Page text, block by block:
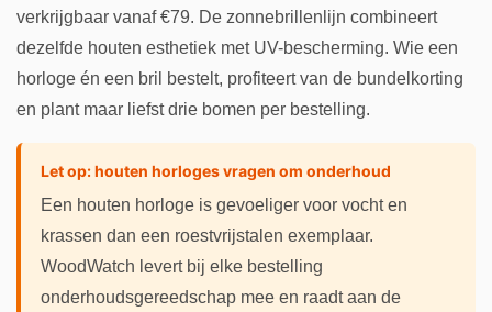
verkrijgbaar vanaf €79. De zonnebrillenlijn combineert
dezelfde houten esthetiek met UV-bescherming. Wie een
horloge én een bril bestelt, profiteert van de bundelkorting
en plant maar liefst drie bomen per bestelling.
Let op: houten horloges vragen om onderhoud
Een houten horloge is gevoeliger voor vocht en
krassen dan een roestvrijstalen exemplaar.
WoodWatch levert bij elke bestelling
onderhoudsgereedschap mee en raadt aan de